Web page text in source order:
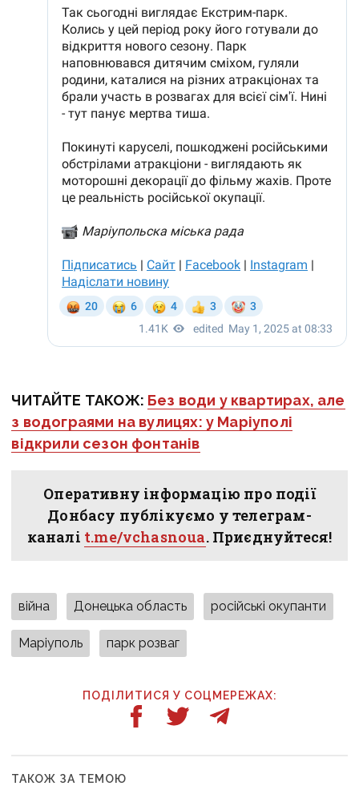
ЧИТАЙТЕ ТАКОЖ: Без води у квартирах, але
з водограями на вулицях: у Маріуполі
відкрили сезон фонтанів
Оперативну інформацію про події
Донбасу публікуємо у телеграм-
каналі t.me/vchasnoua. Приєднуйтеся!
війна Донецька область російські окупанти
Маріуполь парк розваг
ПОДІЛИТИСЯ У СОЦМЕРЕЖАХ:
ТАКОЖ ЗА ТЕМОЮ